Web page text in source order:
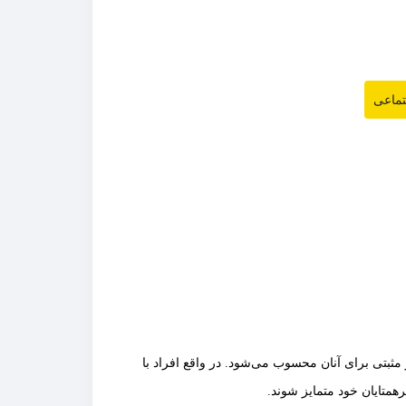
مثبتی برای آنان محسوب می‌شود. در واقع افراد با
خود متمایز شوند.